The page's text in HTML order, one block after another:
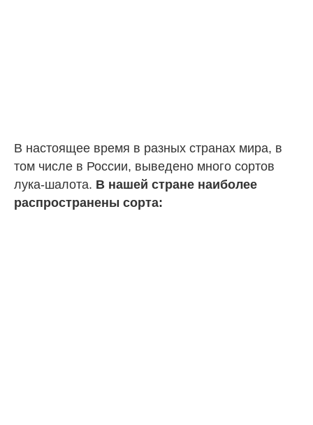
В настоящее время в разных странах мира, в
том числе в России, выведено много сортов
лука-шалота. В нашей стране наиболее
распространены сорта: